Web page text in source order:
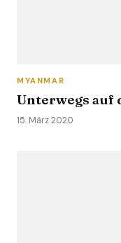
MYANMAR
Unterwegs auf
15. März 2020